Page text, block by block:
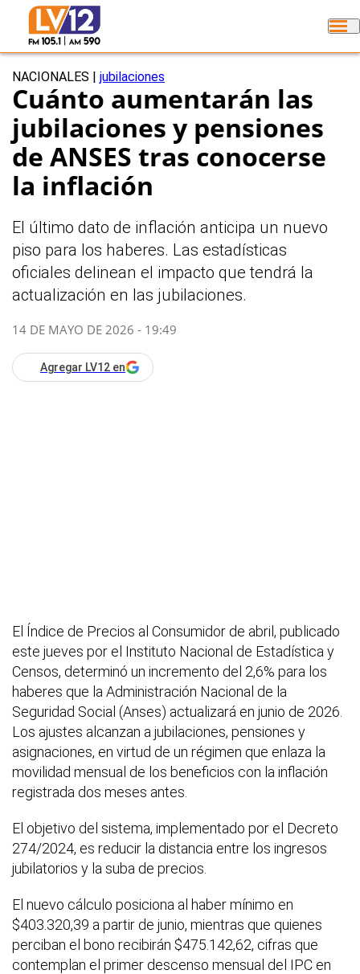
NACIONALES jubilaciones
Cuánto aumentarán las
jubilaciones y pensiones
de ANSES tras conocerse
la inflación
El último dato de inflación anticipa un nuevo
piso para los haberes. Las estadísticas
oficiales delinean el impacto que tendrá la
actualización en las jubilaciones.
14 DE MAYO DE 2026 - 19:49
Agregar LV12 en
El Índice de Precios al Consumidor de abril, publicado
este jueves por el Instituto Nacional de Estadística y
Censos, determinó un incremento del 2,6% para los
haberes que la Administración Nacional de la
Seguridad Social (Anses) actualizará en junio de 2026.
Los ajustes alcanzan a jubilaciones, pensiones y
asignaciones, en virtud de un régimen que enlaza la
movilidad mensual de los beneficios con la inflación
registrada dos meses antes.
El objetivo del sistema, implementado por el Decreto
274/2024, es reducir la distancia entre los ingresos
jubilatorios y la suba de precios.
El nuevo cálculo posiciona al haber mínimo en
$403.320,39 a partir de junio, mientras que quienes
perciban el bono recibirán $475.142,62, cifras que
contemplan el primer descenso mensual del IPC en